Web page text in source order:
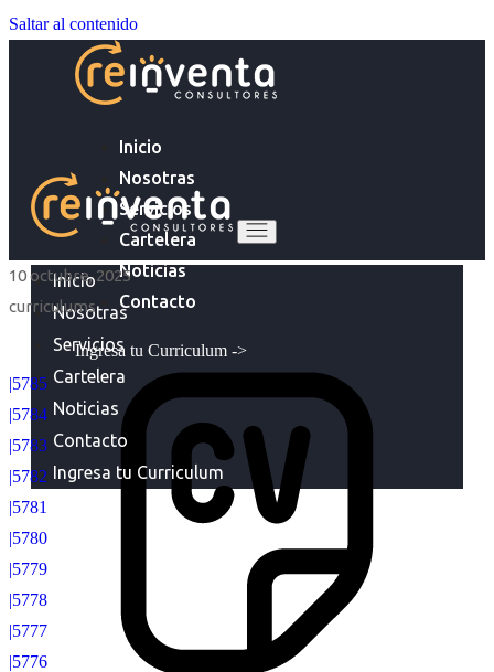
Saltar al contenido
Inicio
Nosotras
Servicios
Cartelera
Noticias
Contacto
Ingresa tu Curriculum ->
Inicio
Nosotras
Servicios
Cartelera
Noticias
Contacto
Ingresa tu Curriculum
10 octubre, 2025
curriculums
|5785
|5784
|5783
|5782
|5781
|5780
|5779
|5778
|5777
|5776